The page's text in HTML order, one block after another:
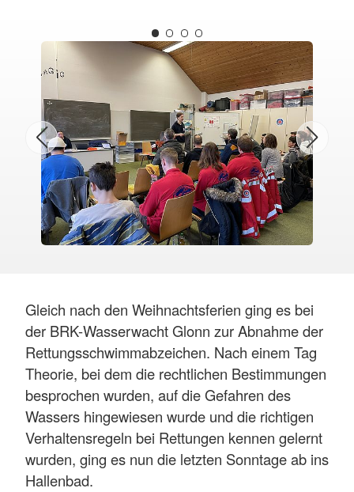
Gleich nach den Weihnachtsferien ging es bei
der BRK-Wasserwacht Glonn zur Abnahme der
Rettungsschwimmabzeichen. Nach einem Tag
Theorie, bei dem die rechtlichen Bestimmungen
besprochen wurden, auf die Gefahren des
Wassers hingewiesen wurde und die richtigen
Verhaltensregeln bei Rettungen kennen gelernt
wurden, ging es nun die letzten Sonntage ab ins
Hallenbad.